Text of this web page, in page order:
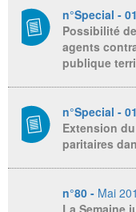
n°Special -
Possibilité
agents
publique
n°Special -
Extension
paritaires
n°80 - Mai